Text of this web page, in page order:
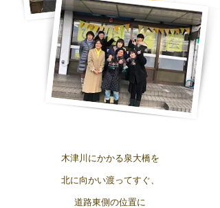
木津川にかかる泉大橋を
北に向かい渡ってすぐ、
道路東側の位置に